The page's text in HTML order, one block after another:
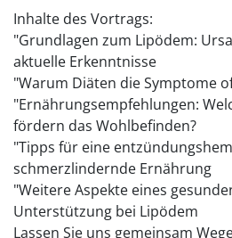
Inhalte des Vortrags:
"Grundlagen zum Lipödem:
aktuelle Erkenntnisse
"Warum Diäten die Symptome
"Ernährungsempfehlungen:
fördern das Wohlbefinden?
"Tipps für eine
schmerzlindernde Ernährung
"Weitere Aspekte eines
Unterstützung bei Lipödem
Lassen Sie uns gemeinsam